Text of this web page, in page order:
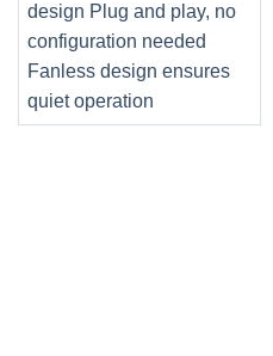
design Plug and play, no
configuration needed
Fanless design ensures
quiet operation